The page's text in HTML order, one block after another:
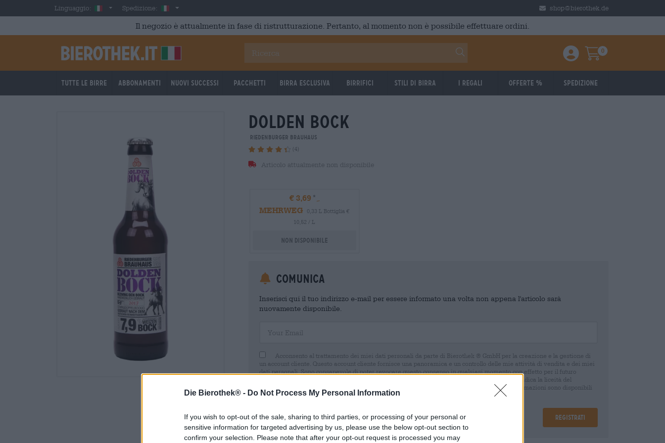
Die Bierothek® - Do Not Process My Personal Information
If you wish to opt-out of the sale, sharing to third parties, or processing of your personal or
sensitive information for targeted advertising by us, please use the below opt-out section to
confirm your selection. Please note that after your opt-out request is processed you may
Skip to main contentLinguaggio: ItalianSpedizione: Italia shop@bierothek.de
Il negozio è attualmente in fase di ristrutturazione. Pertanto, al momento non è possibile effettuare ordini.
Einloggen / Anmelden
Warenkorb
0
Tutte le birre Abbonamenti Nuovi successi Pacchetti Birra Esclusiva Birrifici Stili di birra I regali Offerte % Spedizione
dolden bock
Riedenburger Brauhaus
(4)
Articolo attualmente non disponibile
€ 3,69
MEHRWEG
0,33 L Bottiglia €
10,52 / L
Non disponibile
Comunica
Inserisci qui il tuo indirizzo e-mail per essere informato una volta non appena l'articolo sarà
nuovamente disponibile.
Acconsento al trattamento dei miei dati personali da parte di Bierothek ® GmbH per la creazione e la gestione di
un account cliente. Questo account cliente fornisce una panoramica e un controllo delle mie attività di vendita e dei miei
dati personali. Sono consapevole di poter revocare questo consenso in qualsiasi momento con effetto per il futuro
inviando un'e-mail a shop@bierothek.de. La informiamo che la revoca del consenso non pregiudica la liceità del
trattamento effettuato sulla base del suo consenso fino al momento della revoca. Ulteriori informazioni sono disponibili
nel nostrodichiarazione sulla protezione dei dati
Registrati